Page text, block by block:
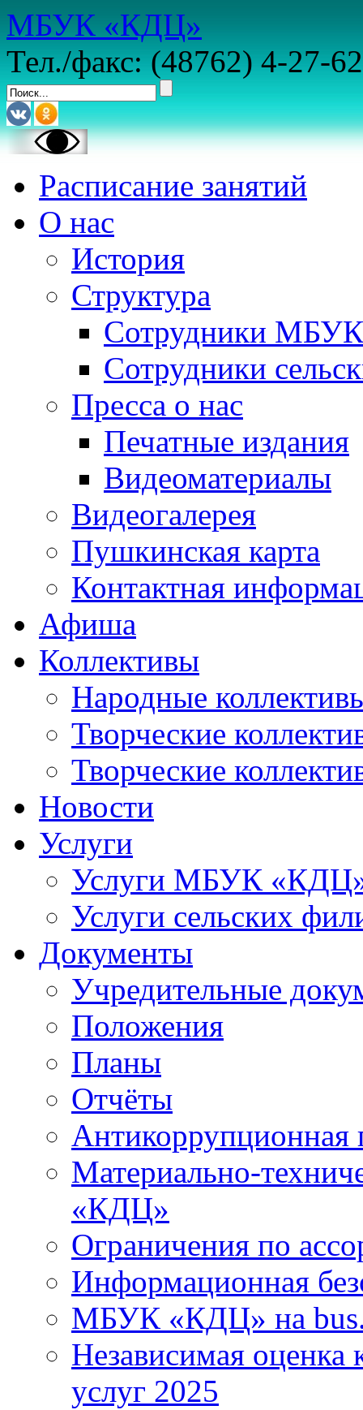
МБУК «КДЦ»
Тел./факс: (48762) 4-27-62
Расписание занятий
О нас
История
Структура
Сотрудники
Сотрудники
Пресса о нас
Печатные издания
Видеоматериалы
Видеогалерея
Пушкинская карта
Контактная
Афиша
Коллективы
Народные
Творческие
Творческие
Новости
Услуги
Услуги МБУК
Услуги сельских
Документы
Учредительные
Положения
Планы
Отчёты
Антикоррупционная
Материально-
«КДЦ»
Ограничения по
Информационная
МБУК «КДЦ» на
Независимая оценка
услуг 2025